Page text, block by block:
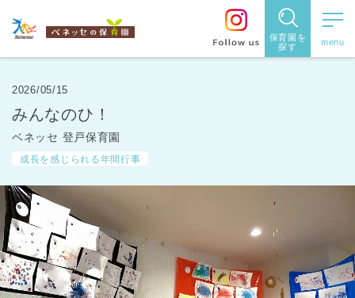
保育園を
探す
保育園を探す
2026/05/15
みんなのひ！
ベネッセ 登戸保育園
成長を感じられる年間行事